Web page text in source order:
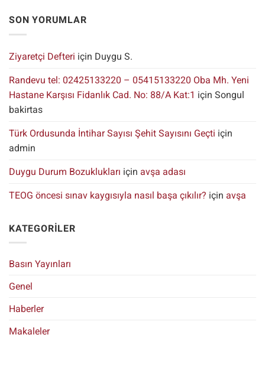
SON YORUMLAR
Ziyaretçi Defteri için Duygu S.
Randevu tel: 02425133220 – 05415133220 Oba Mh. Yeni
Hastane Karşısı Fidanlık Cad. No: 88/A Kat:1 için Songul
bakirtas
Türk Ordusunda İntihar Sayısı Şehit Sayısını Geçti için
admin
Duygu Durum Bozuklukları için avşa adası
TEOG öncesi sınav kaygısıyla nasıl başa çıkılır? için avşa
KATEGORILER
Basın Yayınları
Genel
Haberler
Makaleler